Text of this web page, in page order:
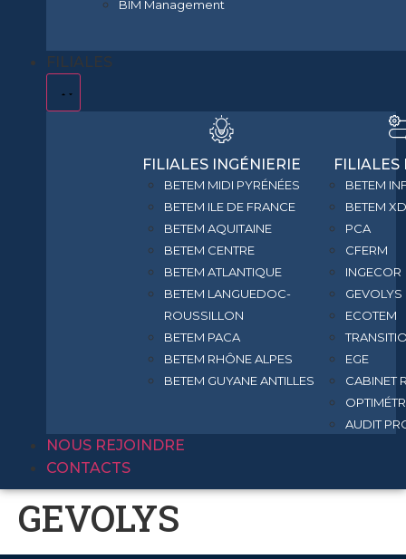
BIM Management
FILIALES
FILIALES INGÉNIERIE
BETEM MIDI PYRÉNÉES
BETEM ILE DE FRANCE
BETEM AQUITAINE
BETEM CENTRE
BETEM ATLANTIQUE
BETEM LANGUEDOC-
ROUSSILLON
BETEM PACA
BETEM RHÔNE ALPES
BETEM GUYANE ANTILLES
FILIALES
BETEM
BETEM XD
PCA
CFERM
INGECOR
GEVOLYS
ECOTEM
EGE
CABINET
AUDIT
NOUS REJOINDRE
CONTACTS
GEVOLYS